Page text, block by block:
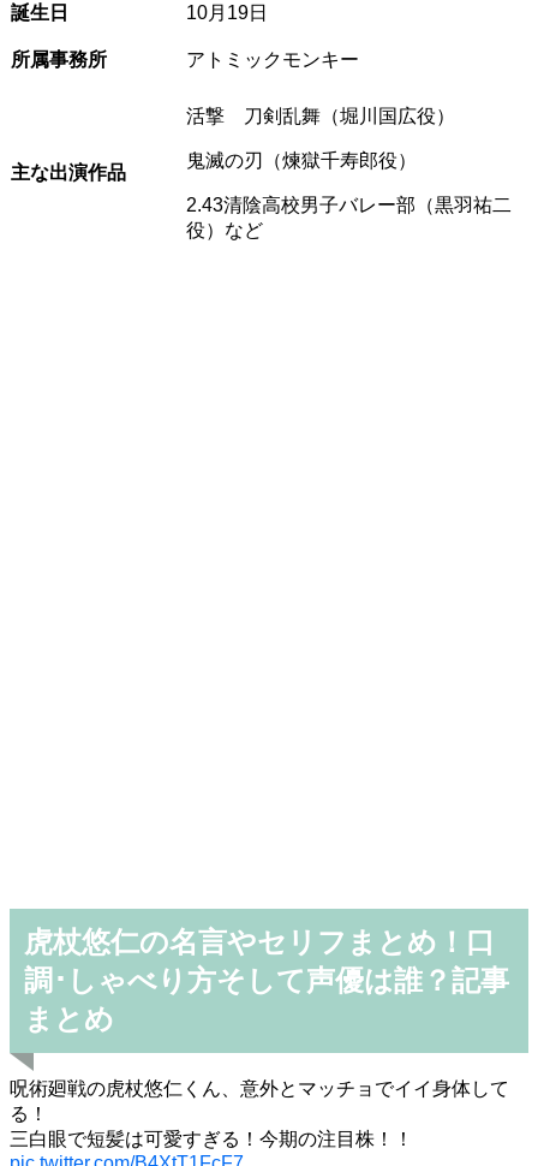
誕生日 10月19日
所属事務所 アトミックモンキー
主な出演作品
活撃 刀剣乱舞（堀川国広役）
鬼滅の刃（煉獄千寿郎役）
2.43清陰高校男子バレー部（黒羽祐二
役）など
虎杖悠仁の名言やセリフまとめ！口
調･しゃべり方そして声優は誰？記事
まとめ
呪術廻戦の虎杖悠仁くん、意外とマッチョでイイ身体して
る！
三白眼で短髪は可愛すぎる！今期の注目株！！